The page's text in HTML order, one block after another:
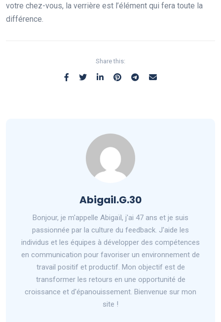
votre chez-vous, la verrière est l’élément qui fera toute la
différence.
Share this:
Abigail.G.30
Bonjour, je m'appelle Abigaïl, j'ai 47 ans et je suis
passionnée par la culture du feedback. J'aide les
individus et les équipes à développer des compétences
en communication pour favoriser un environnement de
travail positif et productif. Mon objectif est de
transformer les retours en une opportunité de
croissance et d'épanouissement. Bienvenue sur mon
site !